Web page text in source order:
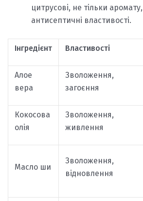
цитрусові, не тільки
антисептичні властивості.
Інгредієнт Властивості
Алое
вера
Зволоження,
загоєння
Кокосова
олія
Зволоження,
живлення
Масло ши
Зволоження,
відновлення